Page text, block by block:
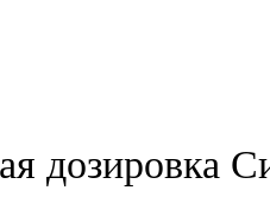
дозировка